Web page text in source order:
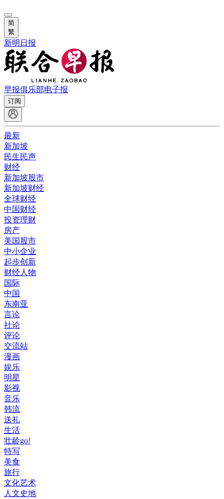
简
繁
新明日报
早报俱乐部电子报
订阅
最新
新加坡
民生民声
财经
新加坡股市
新加坡财经
全球财经
中国财经
投资理财
房产
美国股市
中小企业
起步创新
财经人物
国际
中国
东南亚
言论
社论
评论
交流站
漫画
娱乐
明星
影视
音乐
韩流
送礼
生活
壮龄go!
特写
美食
旅行
文化艺术
人文史地